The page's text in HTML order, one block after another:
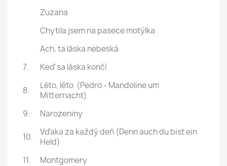
Zuzana
Chytila jsem na pasece motýlka
Ach, ta láska nebeská
7.
Keď sa láska končí
8.
Léto, léto (Pedro - Mandoline um
Mitternacht)
9.
Narozeniny
10.
Vďaka za každý deň (Denn auch du bist ein
Held)
11.
Montgomery